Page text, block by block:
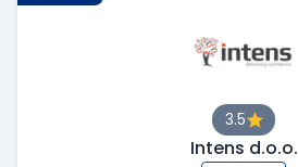
3.5
Intens d.o.o.